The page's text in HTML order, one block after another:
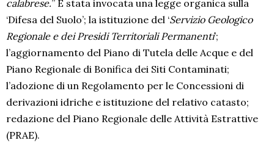
calabrese.” È stata invocata una legge organica sulla
‘Difesa del Suolo’; la istituzione del ‘Servizio Geologico
Regionale e dei Presidi Territoriali Permanenti’;
l’aggiornamento del Piano di Tutela delle Acque e del
Piano Regionale di Bonifica dei Siti Contaminati;
l’adozione di un Regolamento per le Concessioni di
derivazioni idriche e istituzione del relativo catasto;
redazione del Piano Regionale delle Attività Estrattive
(PRAE).